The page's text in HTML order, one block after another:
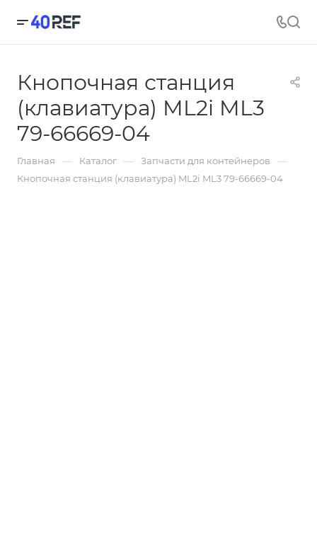
Кнопочная станция
(клавиатура) ML2i ML3
79-66669-04
Главная — Каталог — Запчасти для контейнеров —
Кнопочная станция (клавиатура) ML2i ML3 79-66669-04